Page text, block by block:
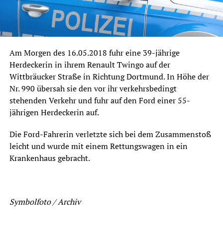
Am Morgen des 16.05.2018 fuhr eine 39-jährige
Herdeckerin in ihrem Renault Twingo auf der
Wittbräucker Straße in Richtung Dortmund. In Höhe der
Nr. 990 übersah sie den vor ihr verkehrsbedingt
stehenden Verkehr und fuhr auf den Ford einer 55-
jährigen Herdeckerin auf.
Die Ford-Fahrerin verletzte sich bei dem Zusammenstoß
leicht und wurde mit einem Rettungswagen in ein
Krankenhaus gebracht.
Symbolfoto / Archiv